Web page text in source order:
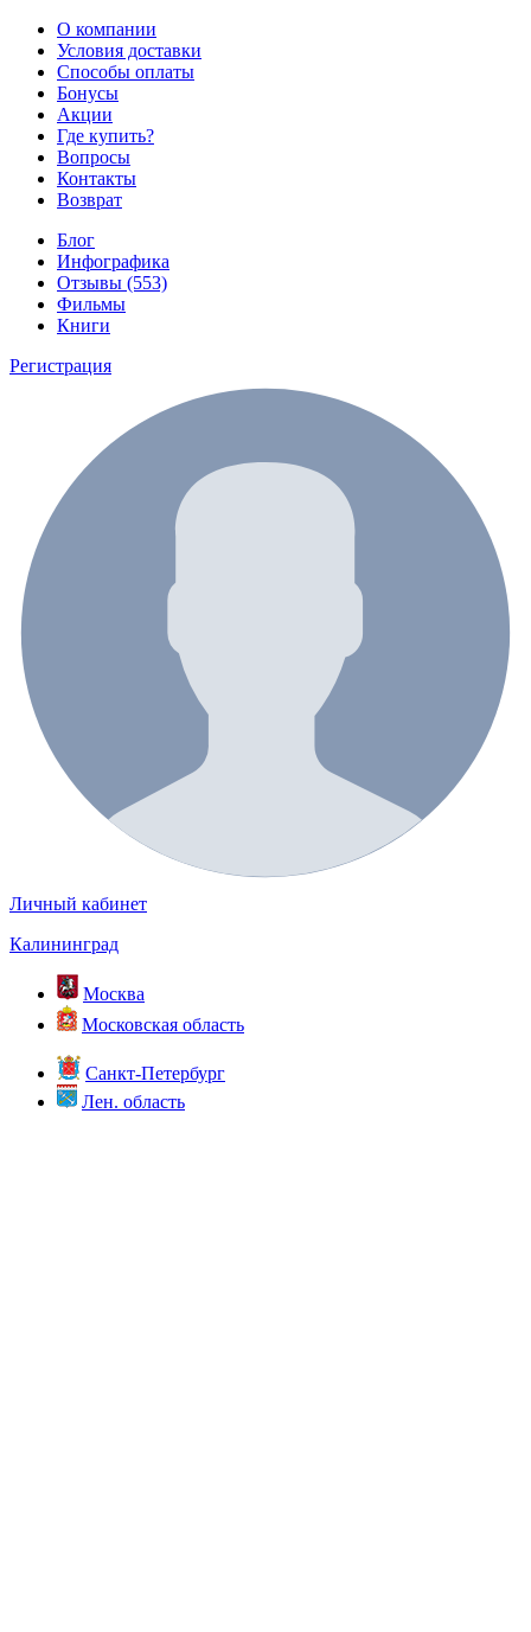
О компании
Условия доставки
Способы оплаты
Бонусы
Акции
Где купить?
Вопросы
Контакты
Возврат
Блог
Инфографика
Отзывы (553)
Фильмы
Книги
Регистрация
Личный кабинет
Калининград
Москва
Московская область
Санкт-Петербург
Лен. область